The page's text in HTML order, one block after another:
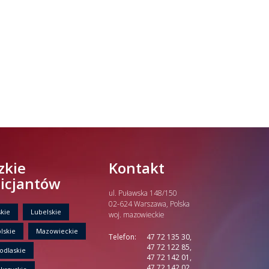
Lubelskie
Mazowieckie
Kontakt
ul. Puławska 148/150
02-624 Warszawa, Polska
woj. mazowieckie
Telefon:
47 72 135 30,
47 72 122 85,
47 72 142 01,